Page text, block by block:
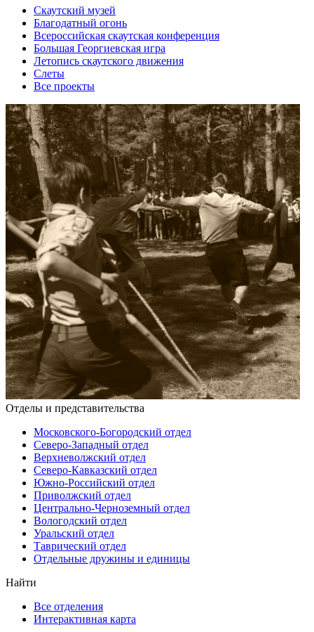
Скаутский музей
Благодатный огонь
Всероссийская скаутская конференция
Большая Георгиевская игра
Летопись скаутского движения
Слеты
Все проекты
Отделы и представительства
Московского-Богородский отдел
Северо-Западный отдел
Верхневолжский отдел
Северо-Кавказский отдел
Южно-Российский отдел
Приволжский отдел
Центрально-Черноземный отдел
Вологодский отдел
Уральский отдел
Таврический отдел
Отдельные дружины и единицы
Найти
Все отделения
Интерактивная карта